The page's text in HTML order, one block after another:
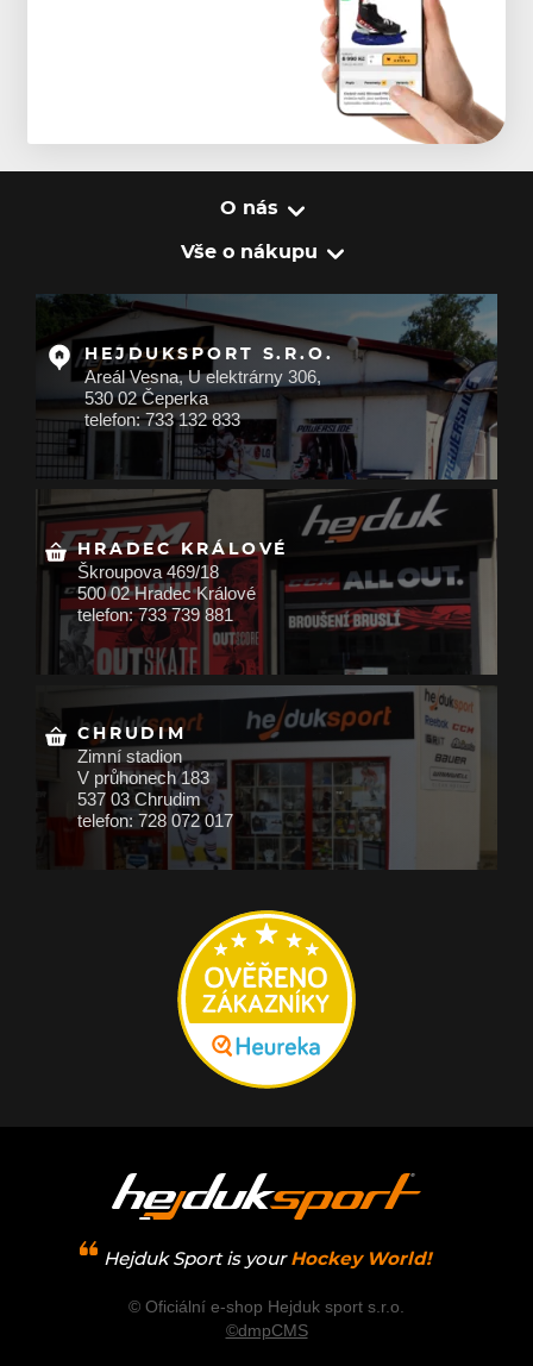
O nás
Vše o nákupu
HEJDUKSPORT S.R.O.
Areál Vesna, U elektrárny 306,
530 02 Čeperka
telefon: 733 132 833
HRADEC KRÁLOVÉ
Škroupova 469/18
500 02 Hradec Králové
telefon: 733 739 881
CHRUDIM
Zimní stadion
V průhonech 183
537 03 Chrudim
telefon: 728 072 017
Hejduk Sport is your Hockey World!
© Oficiální e-shop Hejduk sport s.r.o.
©dmpCMS